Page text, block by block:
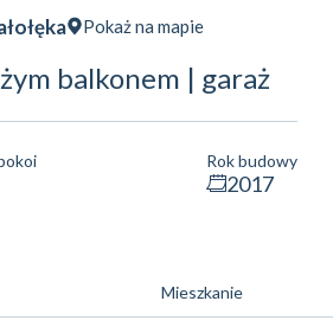
Pokaż na mapie
balkonem | garaż
Rok budowy
2017
Mieszkanie